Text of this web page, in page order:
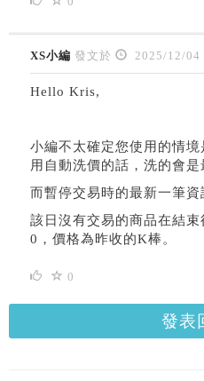
XS小編 發文於 2025/12/04
Hello Kris,
小編不太確定您使用的情
用自動洗價的話，洗的會是
而暫停交易時的最新一筆資
該日沒有交易的商品在結
0，價格為昨收的K棒。
0
發表